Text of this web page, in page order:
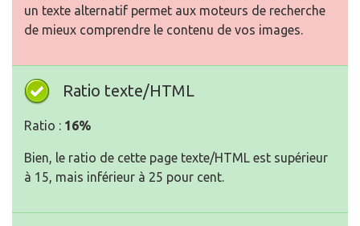
un texte alternatif permet aux moteurs de recherche
de mieux comprendre le contenu de vos images.
Ratio texte/HTML
Ratio : 16%
Bien, le ratio de cette page texte/HTML est supérieur
à 15, mais inférieur à 25 pour cent.